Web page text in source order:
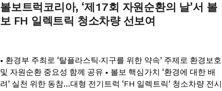
볼보트럭코리아, ‘제17회 자원순환의 날’서 볼
보 FH 일렉트릭 청소차량 선보여
• 환경부 주최로 ‘탈플라스틱·지구를 위한 약속’ 주제로 환경보호
및 자원순환 중요성 함께 공유 • 볼보 핵심가치 ‘환경에 대한 배
려’ 실천 위한 동참…대형 전기트럭 ‘FH 일렉트릭’ 청소차량 전시